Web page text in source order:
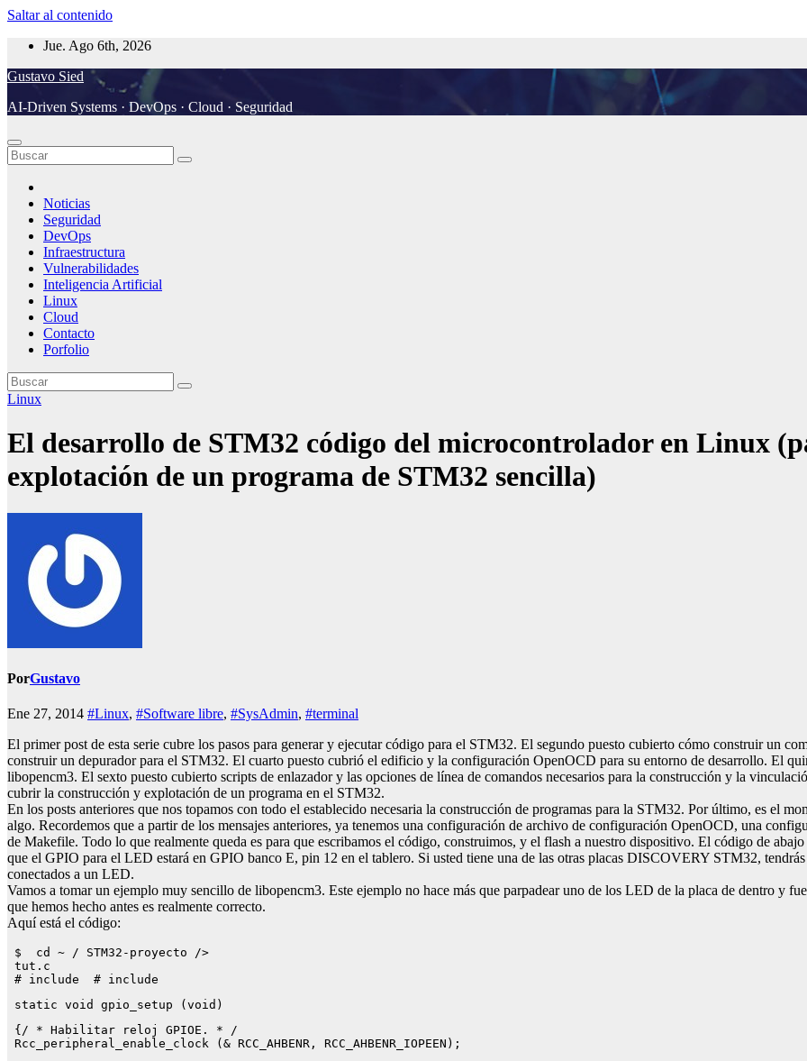
Saltar al contenido
Jue. Ago 6th, 2026
Gustavo Sied
AI-Driven Systems · DevOps · Cloud · Seguridad
Noticias
Seguridad
DevOps
Infraestructura
Vulnerabilidades
Inteligencia Artificial
Linux
Cloud
Contacto
Porfolio
Linux
El desarrollo de STM32 código del microcontrolador en Linux
explotación de un programa de STM32 sencilla)
PorGustavo
Ene 27, 2014 #Linux, #Software libre, #SysAdmin, #terminal
El primer post de esta serie cubre los pasos para generar y ejecutar código para el STM32. El segundo puesto cubierto cómo construir un
construir un depurador para el STM32. El cuarto puesto cubrió el edificio y la configuración OpenOCD para su entorno de desarrollo. El
libopencm3. El sexto puesto cubierto scripts de enlazador y las opciones de línea de comandos necesarios para la construcción y la
cubrir la construcción y explotación de un programa en el STM32.
En los posts anteriores que nos topamos con todo el establecido necesaria la construcción de programas para la STM32. Por último, es el
algo. Recordemos que a partir de los mensajes anteriores, ya tenemos una configuración de archivo de configuración OpenOCD, una
de Makefile. Todo lo que realmente queda es para que escribamos el código, construimos, y el flash a nuestro dispositivo. El código de
que el GPIO para el LED estará en GPIO banco E, pin 12 en el tablero. Si usted tiene una de las otras placas DISCOVERY STM32,
conectados a un LED.
Vamos a tomar un ejemplo muy sencillo de libopencm3. Este ejemplo no hace más que parpadear uno de los LED de la placa de dentro y
que hemos hecho antes es realmente correcto.
Aquí está el código:
$  cd ~ / STM32-proyecto />
tut.c
# include
# include
static void gpio_setup (void)
{/ * Habilitar reloj GPIOE. * /
Rcc_peripheral_enable_clock (& ​​RCC_AHBENR, RCC_AHBENR_IOPEEN);